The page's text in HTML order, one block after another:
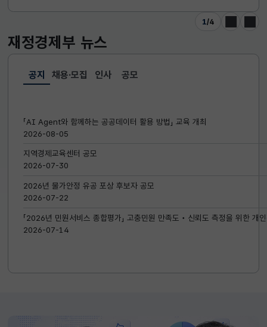
1/4
이전 다음
재정경제부 뉴스
공지
선택됨
공지
「AI Agent와 함께하는 공공데이터 활용 방법」 교육 개최
2026-08-05
지역경제교육센터 공모
2026-07-30
2026년 물가안정 유공 포상 후보자 공모
2026-07-22
「2026년 민원서비스 종합평가」 고충민원 만족도‧신뢰도 측정을 위한 개
2026-07-14
채용·모집 인사 공모